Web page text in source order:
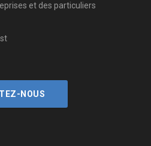
et des particuliers
NOUS